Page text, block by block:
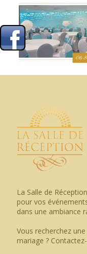
La Salle de
pour vos
dans une ambiance
Vous recherchez
mariage ?